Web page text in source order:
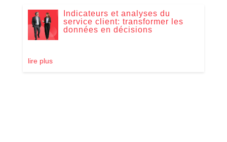
Indicateurs et analyses du
service client: transformer les
données en décisions
lire plus